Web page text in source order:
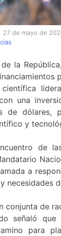
27 de mayo de
la
científica
una
de dólares,
y
de
a
necesidades
conjunta de
señaló que
para